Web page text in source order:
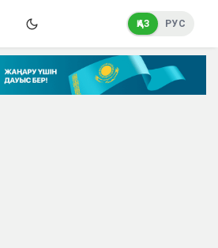
ҚАЗ РУС